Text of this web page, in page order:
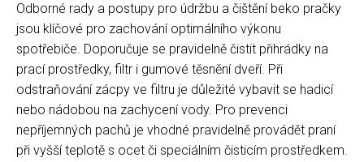
Odborné rady a postupy pro údržbu a čištění beko pračky
jsou klíčové pro zachování optimálního výkonu
spotřebiče. Doporučuje se pravidelně čistit přihrádky na
prací prostředky, filtr i gumové těsnění dveří. Při
odstraňování zácpy ve filtru je důležité vybavit se hadicí
nebo nádobou na zachycení vody. Pro prevenci
nepříjemných pachů je vhodné pravidelně provádět praní
při vyšší teplotě s ocet či speciálním čisticím prostředkem.